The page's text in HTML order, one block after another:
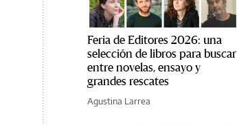
Feria de Editores 2026: una
selección de libros para buscar
entre novelas, ensayo y
grandes rescates
Agustina Larrea